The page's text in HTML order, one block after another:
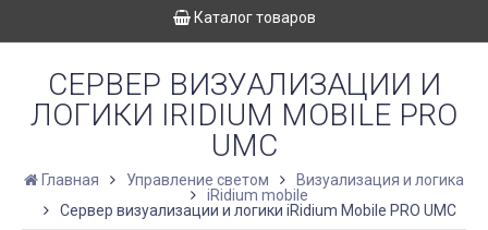
Каталог товаров
СЕРВЕР ВИЗУАЛИЗАЦИИ И
ЛОГИКИ IRIDIUM MOBILE PRO
UMC
Главная Управление светом
Визуализация и логика
iRidium mobile
Сервер визуализации и логики iRidium Mobile PRO UMC